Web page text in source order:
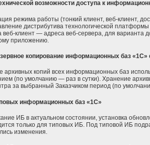
возможности доступа к
режима работы (тонкий клиент, веб-клиент,
дистрибутива технологической
веб-клиент — адреса веб-сервера, для
приложению.
копирование информационных баз «1С»
архивных копий всех информационных баз
(по умолчанию — раз в сутки). Хранение
за выбранный Заказчиком период (по
информационных баз «1С»
ИБ в актуальном состоянии, установка
только для типовых ИБ. Под типовой ИБ
изменения.